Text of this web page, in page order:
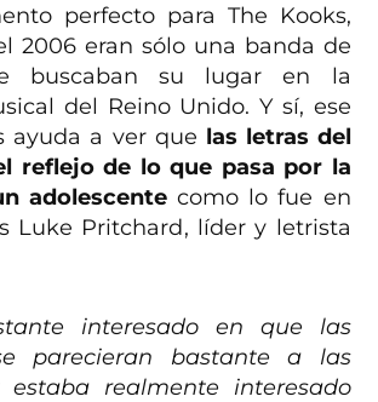
perfecto para The Kooks,
2006 eran sólo una banda de
buscaban su lugar en la
del Reino Unido. Y sí, ese
ayuda a ver que las letras del
reflejo de lo que pasa por la
adolescentecomo lo fue en
Luke Pritchard, líder y letrista
interesado en que las
parecieran bastante a las
estaba realmente interesado